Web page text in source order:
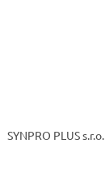
SYNPRO PLUS s.r.o.